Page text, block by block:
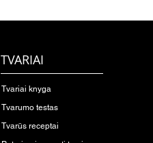
TVARIAI
Tvariai knyga
Tvarumo testas
Tvarūs receptai